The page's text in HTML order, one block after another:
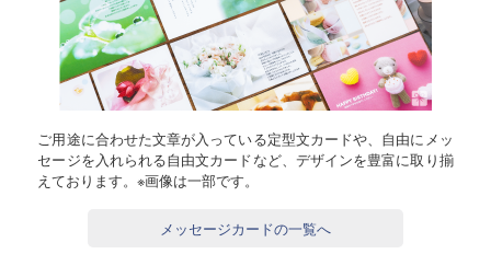
ご用途に合わせた文章が入っている定型文カードや、自由にメッ
セージを入れられる自由文カードなど、デザインを豊富に取り揃
えております。※画像は一部です。
メッセージカードの一覧へ